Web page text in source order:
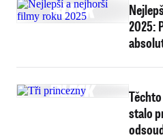
2025:
stalo